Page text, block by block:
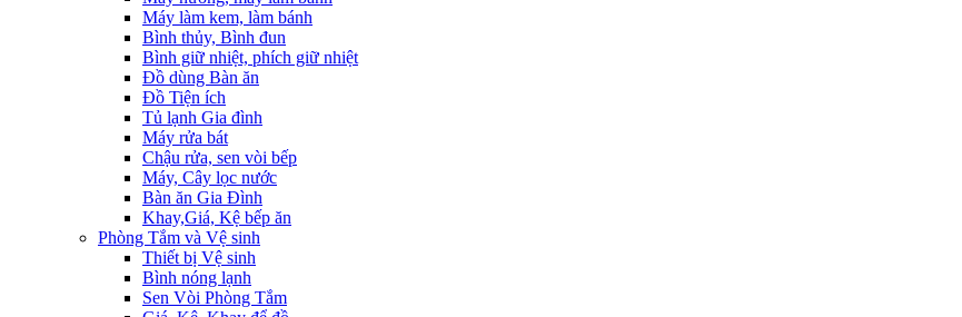
Máy làm kem, làm bánh
Bình thủy, Bình đun
Bình giữ nhiệt, phích giữ nhiệt
Đồ dùng Bàn ăn
Đồ Tiện ích
Tủ lạnh Gia đình
Máy rửa bát
Chậu rửa, sen vòi bếp
Máy, Cây lọc nước
Bàn ăn Gia Đình
Khay,Giá, Kệ bếp ăn
Phòng Tắm và Vệ sinh
Thiết bị Vệ sinh
Bình nóng lạnh
Sen Vòi Phòng Tắm